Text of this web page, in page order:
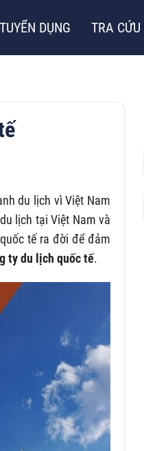
TUYỂN DỤNG TRA CỨU
du lịch vì Việt Nam
lịch tại Việt Nam và
tế ra đời để đảm
ty du lịch quốc tế.